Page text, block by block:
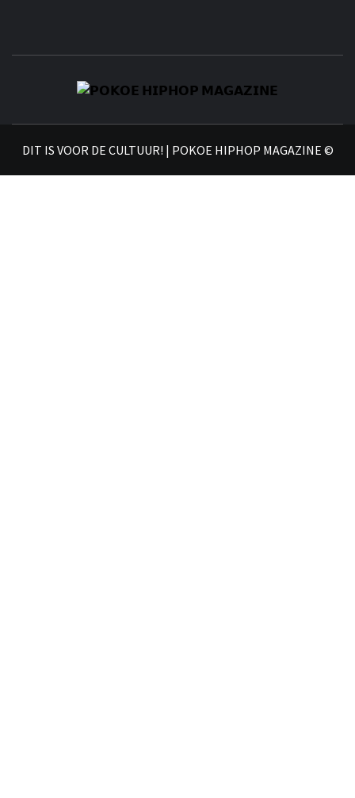
DIT IS VOOR DE CULTUUR! | POKOE HIPHOP MAGAZINE ©